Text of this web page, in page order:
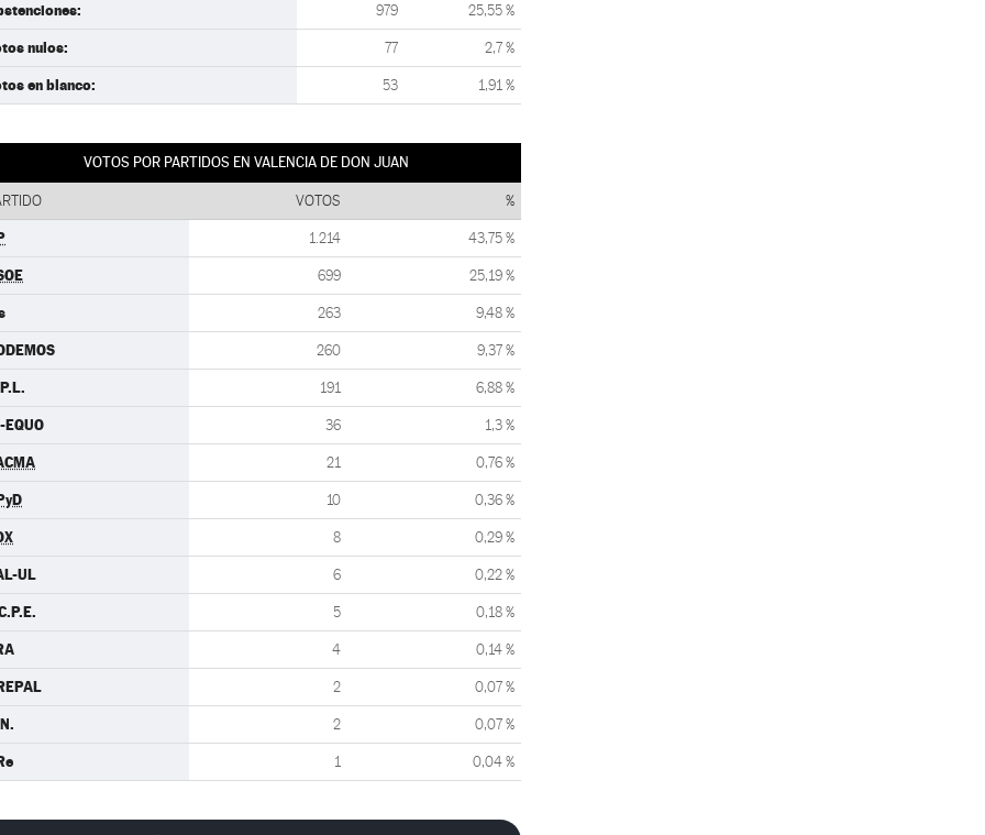
979 25,55 %
nulos: 77 2,7 %
en blanco: 53 1,91 %
VOTOS POR PARTIDOS EN VALENCIA DE DON JUAN
VOTOS %
1.214 43,75 %
699 25,19 %
263 9,48 %
260 9,37 %
191 6,88 %
EQUO 36 1,3 %
21 0,76 %
10 0,36 %
8 0,29 %
UL 6 0,22 %
5 0,18 %
4 0,14 %
2 0,07 %
2 0,07 %
1 0,04 %